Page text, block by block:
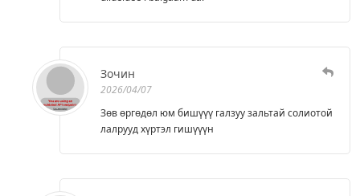
Зочин
2026/04/07
Зөв өргөдөл юм бишүүү галзуу зальтай солиотой
лалрууд хүртэл гишүүүн